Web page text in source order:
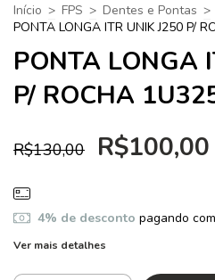
Início > FPS > Dentes e Pontas >
PONTA LONGA ITR UNIK J250 P/
PONTA LONGA
P/ ROCHA
R$130,00 R$100,00
4% de desconto pagando
Ver mais detalhes